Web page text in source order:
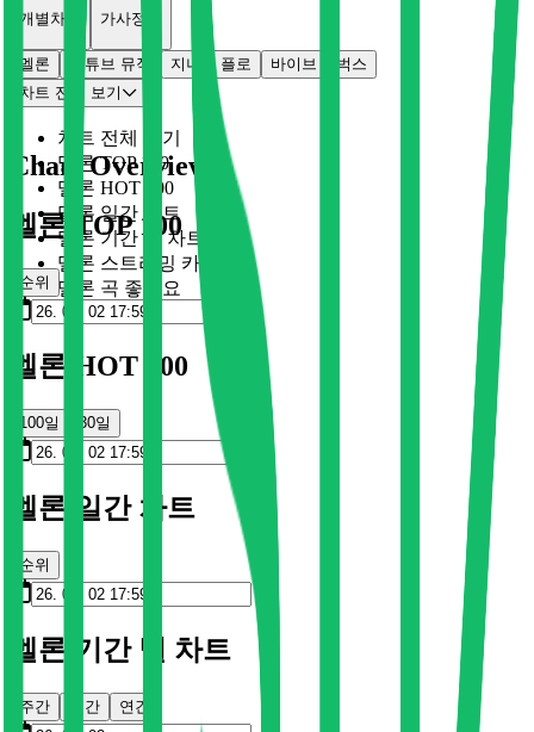
개별차트 가사정보
멜론 유튜브 뮤직 지니 플로 바이브
벅스
차트 전체 보기
차트 전체 보기
멜론 TOP 100
멜론 HOT 100
멜론 일간 차트
멜론 기간 별 차트
멜론 스트리밍 카드
멜론 곡 좋아요
Chart Overview
멜론 TOP 100
순위
멜론 HOT 100
100일 30일
멜론 일간 차트
순위
멜론 기간 별 차트
주간 월간 연간